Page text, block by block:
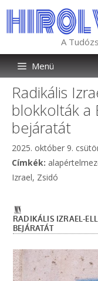
tartalomba
A
Menü
Radikális
blokkolták a
bejáratát
2025. október 9.
Címkék: Címkék
Izrael, Zsidó